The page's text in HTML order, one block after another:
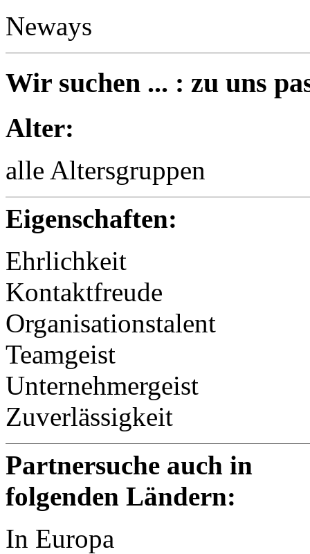
Neways
Wir suchen ... : zu uns
Alter:
alle Altersgruppen
Eigenschaften:
Ehrlichkeit
Kontaktfreude
Organisationstalent
Teamgeist
Unternehmergeist
Zuverlässigkeit
Partnersuche auch in
folgenden Ländern:
In Europa